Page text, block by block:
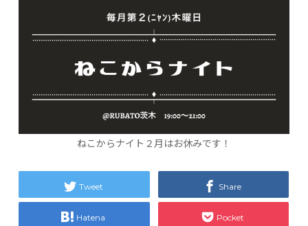
ねこからナイト２月はお休みです！
Tweet Share
Hatena Pocket